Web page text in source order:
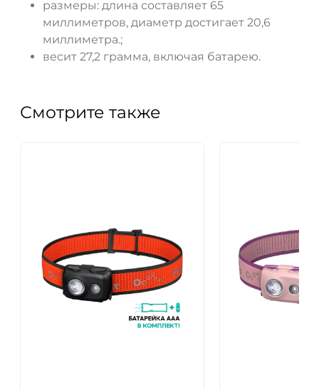
размеры: длина составляет 65
миллиметров, диаметр достигает 20,6
миллиметра.;
весит 27,2 грамма, включая батарею.
Смотрите также